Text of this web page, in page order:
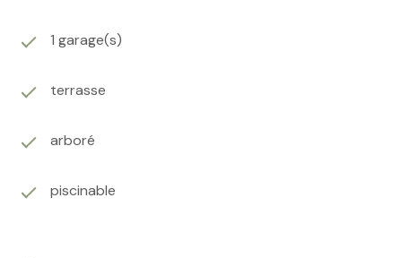
1 garage(s)
terrasse
arboré
piscinable